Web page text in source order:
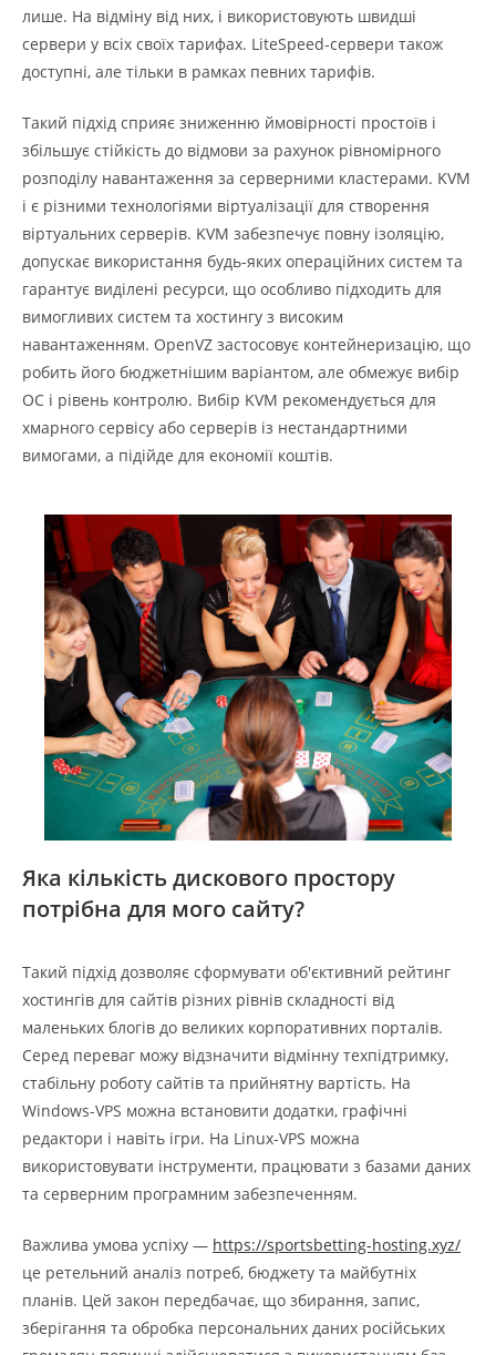
лише. На відміну від них, і використовують швидші
сервери у всіх своїх тарифах. LiteSpeed-сервери також
доступні, але тільки в рамках певних тарифів.
Такий підхід сприяє зниженню ймовірності простоїв і
збільшує стійкість до відмови за рахунок рівномірного
розподілу навантаження за серверними кластерами. KVM
і є різними технологіями віртуалізації для створення
віртуальних серверів. KVM забезпечує повну ізоляцію,
допускає використання будь-яких операційних систем та
гарантує виділені ресурси, що особливо підходить для
вимогливих систем та хостингу з високим
навантаженням. OpenVZ застосовує контейнеризацію, що
робить його бюджетнішим варіантом, але обмежує вибір
ОС і рівень контролю. Вибір KVM рекомендується для
хмарного сервісу або серверів із нестандартними
вимогами, а підійде для економії коштів.
Яка кількість дискового простору
потрібна для мого сайту?
Такий підхід дозволяє сформувати об'єктивний рейтинг
хостингів для сайтів різних рівнів складності від
маленьких блогів до великих корпоративних порталів.
Серед переваг можу відзначити відмінну техпідтримку,
стабільну роботу сайтів та прийнятну вартість. На
Windows-VPS можна встановити додатки, графічні
редактори і навіть ігри. На Linux-VPS можна
використовувати інструменти, працювати з базами даних
та серверним програмним забезпеченням.
Важлива умова успіху — https://sportsbetting-hosting.xyz/
це ретельний аналіз потреб, бюджету та майбутніх
планів. Цей закон передбачає, що збирання, запис,
зберігання та обробка персональних даних російських